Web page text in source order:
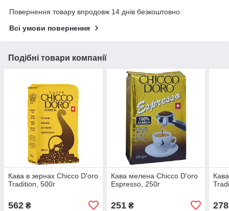
Повернення товару впродовж 14 днів безкоштовно
Всі умови повернення
Подібні товари компанії
Кава в зернах Chicco D'oro
Tradition, 500г
562 ₴
Кава мелена Chicco D'oro
Espresso, 250г
251₴ 278